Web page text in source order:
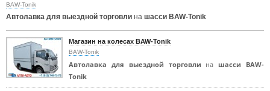
BAW-Tonik
Автолавка для выездной торговли на шасси BAW-Tonik
Магазин на колесах BAW-Tonik
BAW-Tonik
Автолавка для выездной торговли на шасси BAW-
Tonik